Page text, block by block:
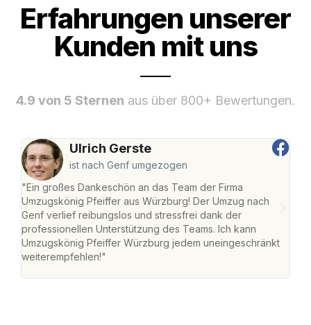
Erfahrungen unserer
Kunden mit uns
4.9 von 5 Sternen aus über 800+ Bewertungen.
Ulrich Gerste
ist nach Genf umgezogen
"Ein großes Dankeschön an das Team der Firma
Umzugskönig Pfeiffer aus Würzburg! Der Umzug nach
Genf verlief reibungslos und stressfrei dank der
professionellen Unterstützung des Teams. Ich kann
Umzugskönig Pfeiffer Würzburg jedem uneingeschränkt
weiterempfehlen!"